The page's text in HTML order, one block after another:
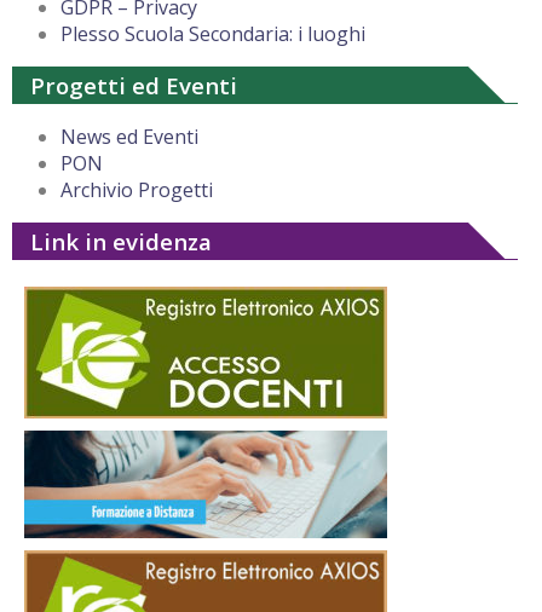
GDPR – Privacy
Plesso Scuola Secondaria: i luoghi
Progetti ed Eventi
News ed Eventi
PON
Archivio Progetti
Link in evidenza